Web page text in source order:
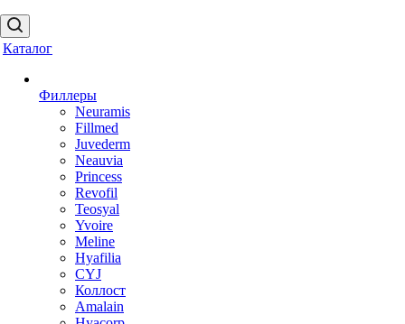
Каталог
Филлеры
Neuramis
Fillmed
Juvederm
Neauvia
Princess
Revofil
Teosyal
Yvoire
Meline
Hyafilia
CYJ
Коллост
Amalain